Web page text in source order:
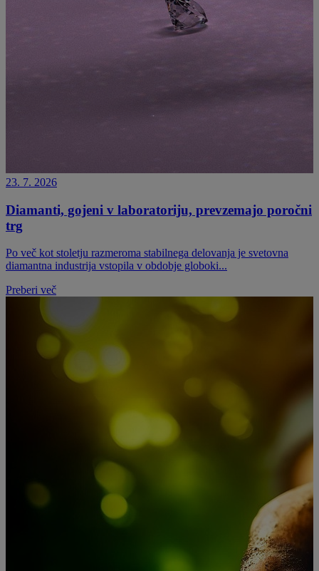
23. 7. 2026
Diamanti, gojeni v laboratoriju, prevzemajo poročni
trg
Po več kot stoletju razmeroma stabilnega delovanja je svetovna
diamantna industrija vstopila v obdobje globoki...
Preberi več